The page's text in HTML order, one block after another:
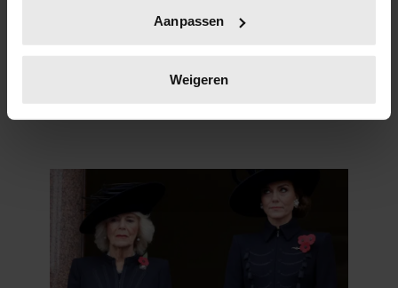
scannen op specifieke eigenschappen (fingerprinting)
verwerkt en stel uw voorkeuren in het
intrekken in de Cookieverklaring.
personaliseren, om functies voor social media te bieden
en om ons websiteverkeer te analyseren. Ook delen we
informatie over uw gebruik van onze site met onze
partners voor social media, adverteren en analyse. Deze
partners kunnen deze gegevens combineren met andere
Aanpassen
Weigeren
DIT ZIJN DE 4 FAVORIETE